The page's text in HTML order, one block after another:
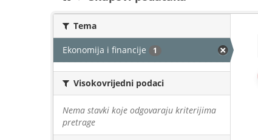
Tema
Ekonomija i financije 1
Visokovrijedni podaci
Nema stavki koje odgovaraju kriterijima
pretrage